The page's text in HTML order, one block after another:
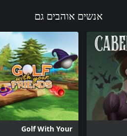
אנשים אוהבים גם
Golf With Your